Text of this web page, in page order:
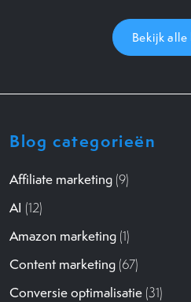
Bekijk alle
Blog categorieën
Affiliate marketing (9)
AI (12)
Amazon marketing (1)
Content marketing (67)
Conversie optimalisatie (31)